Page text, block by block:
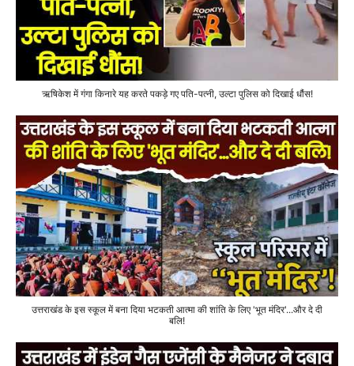
ऋषिकेश में गंगा किनारे यह करते पकड़े गए पति-पत्नी, उल्टा पुलिस को दिखाई धौंस!
उत्तराखंड के इस स्कूल में बना दिया भटकती आत्मा की शांति के लिए 'भूत मंदिर'...और दे दी
बलि!